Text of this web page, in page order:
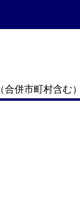
合併市町村含む